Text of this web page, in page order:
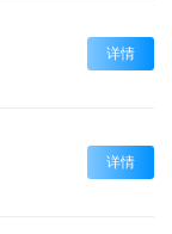
详情
详情